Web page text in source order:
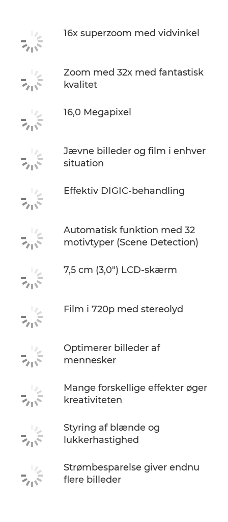
16x superzoom med vidvinkel
Zoom med 32x med fantastisk
kvalitet
16,0 Megapixel
Jævne billeder og film i enhver
situation
Effektiv DIGIC-behandling
Automatisk funktion med 32
motivtyper (Scene Detection)
7,5 cm (3,0") LCD-skærm
Film i 720p med stereolyd
Optimerer billeder af
mennesker
Mange forskellige effekter øger
kreativiteten
Styring af blænde og
lukkerhastighed
Strømbesparelse giver endnu
flere billeder